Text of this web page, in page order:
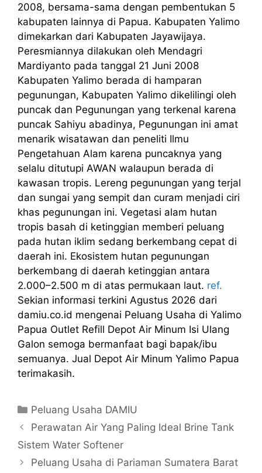
2008, bersama-sama dengan pembentukan 5
kabupaten lainnya di Papua. Kabupaten Yalimo
dimekarkan dari Kabupaten Jayawijaya.
Peresmiannya dilakukan oleh Mendagri
Mardiyanto pada tanggal 21 Juni 2008
Kabupaten Yalimo berada di hamparan
pegunungan, Kabupaten Yalimo dikelilingi oleh
puncak dan Pegunungan yang terkenal karena
puncak Sahiyu abadinya, Pegunungan ini amat
menarik wisatawan dan peneliti Ilmu
Pengetahuan Alam karena puncaknya yang
selalu ditutupi AWAN walaupun berada di
kawasan tropis. Lereng pegunungan yang terjal
dan sungai yang sempit dan curam menjadi ciri
khas pegunungan ini. Vegetasi alam hutan
tropis basah di ketinggian memberi peluang
pada hutan iklim sedang berkembang cepat di
daerah ini. Ekosistem hutan pegunungan
berkembang di daerah ketinggian antara
2.000–2.500 m di atas permukaan laut. ref.
Sekian informasi terkini Agustus 2026 dari
damiu.co.id mengenai Peluang Usaha di Yalimo
Papua Outlet Refill Depot Air Minum Isi Ulang
Galon semoga bermanfaat bagi bapak/ibu
semuanya. Jual Depot Air Minum Yalimo Papua
terimakasih.
Kategori
Peluang Usaha DAMIU
Perawatan Air Yang Paling Ideal Brine Tank
Sistem Water Softener
Peluang Usaha di Pariaman Sumatera Barat